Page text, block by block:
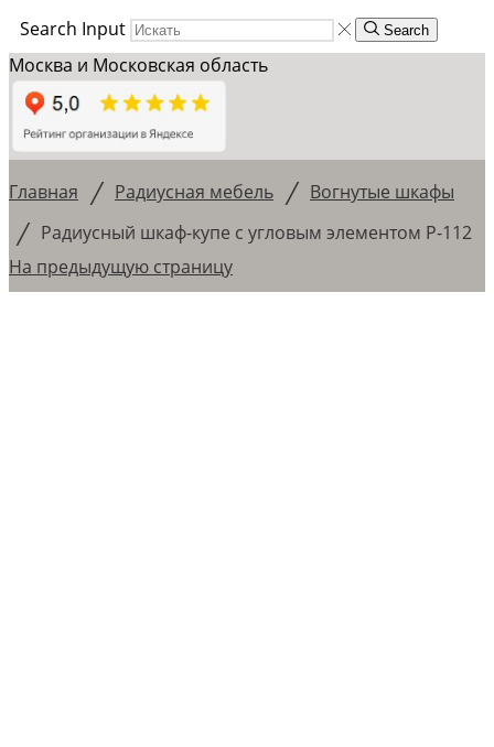
Search Input
Search
Москва и Московская область
Главная / Радиусная мебель / Вогнутые шкафы
/ Радиусный шкаф-купе с угловым элементом Р-112
На предыдущую страницу